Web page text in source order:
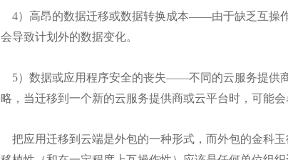
4）高昂的数据迁移或数据转换成本——由于缺乏互操
会导致计划外的数据变化。
5）数据或应用程序安全的丧失——不同的云服务提供
略，当迁移到一个新的云服务提供商或云平台时，可能会
把应用迁移到云端是外包的一种形式，而外包的金科